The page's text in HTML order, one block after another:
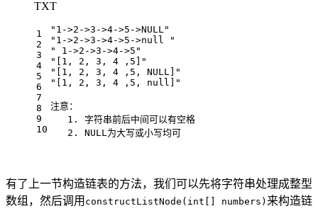
TXT
1
2
3
4
5
6
7
8
9
10
"1->2->3->4->5->NULL"
"1->2->3->4->5->null "
" 1->2->3->4->5"
"[1, 2, 3, 4 ,5]"
"[1, 2, 3, 4 ,5, NULL]"
"[1, 2, 3, 4 ,5, null]"
注意：
   1. 字符串前后中间可以有空格
   2. NULL为大写或小写均可
有了上一节构造链表的方法，我们可以先将字符串处理成整型
数组，然后调用 constructListNode(int[] numbers) 来构造链